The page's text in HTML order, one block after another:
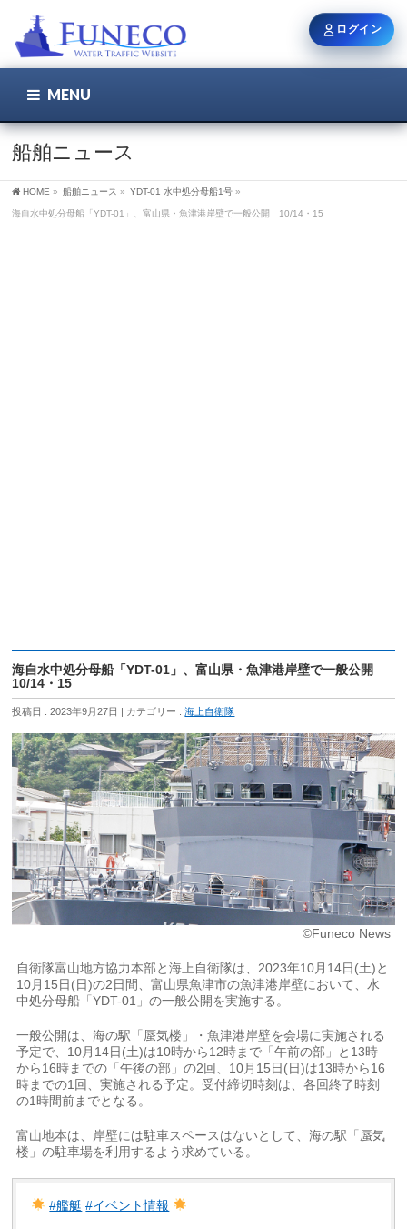
MENU
船舶ニュース
HOME » 船舶ニュース » YDT-01 水中処分母船1号 »
海自水中処分母船「YDT-01」、富山県・魚津港岸壁で一般公開 10/14・15
海自水中処分母船「YDT-01」、富山県・魚津港岸壁で一般公開
10/14・15
投稿日 : 2023年9月27日 カテゴリー :海上自衛隊
©Funeco News
自衛隊富山地方協力本部と海上自衛隊は、2023年10月14日(土)と
10月15日(日)の2日間、富山県魚津市の魚津港岸壁において、水
中処分母船「YDT-01」の一般公開を実施する。
一般公開は、海の駅「蜃気楼」・魚津港岸壁を会場に実施される
予定で、10月14日(土)は10時から12時まで「午前の部」と13時
から16時までの「午後の部」の2回、10月15日(日)は13時から16
時までの1回、実施される予定。受付締切時刻は、各回終了時刻
の1時間前までとなる。
富山地本は、岸壁には駐車スペースはないとして、海の駅「蜃気
楼」の駐車場を利用するよう求めている。
#艦艇 #イベント情報
ログイン
ユーザー名 / メール